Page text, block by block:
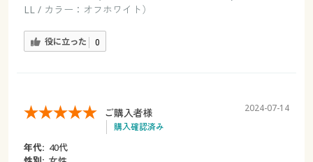
LL / カラー：オフホワイト）
役に立った 0
ご購入者様
購入確認済み
2024-07-14
年代: 40代